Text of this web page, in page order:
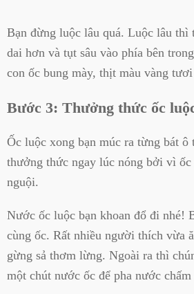
Bạn đừng luộc lâu quá. Luộc lâu thì
dai hơn và tụt sâu vào phía bên
con ốc bung mày, thịt màu vàng
Bước 3: Thưởng thức ốc
Ốc luộc xong bạn múc ra từng bát ô
thưởng thức ngay lúc nóng bởi vì ốc
nguội.
Nước ốc luộc bạn khoan đổ đi nhé!
cùng ốc. Rất nhiều người thích vừa
gừng sả thơm lừng. Ngoài ra thì
một chút nước ốc để pha nước chấm